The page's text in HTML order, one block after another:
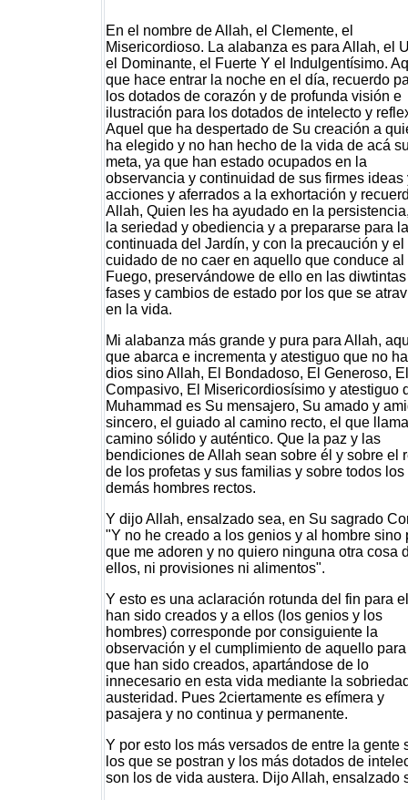
En el nombre de Allah, el Clemente, el
Misericordioso. La alabanza es para Allah, el
el Dominante, el Fuerte Y el Indulgentísimo.
que hace entrar la noche en el día, recuerdo
los dotados de corazón y de profunda visión e
ilustración para los dotados de intelecto y
Aquel que ha despertado de Su creación a
ha elegido y no han hecho de la vida de acá
meta, ya que han estado ocupados en la
observancia y continuidad de sus firmes ideas
acciones y aferrados a la exhortación y
Allah, Quien les ha ayudado en la
la seriedad y obediencia y a prepararse para
continuada del Jardín, y con la precaución y el
cuidado de no caer en aquello que conduce al
Fuego, preservándowe de ello en las diwtintas
fases y cambios de estado por los que se
en la vida.
Mi alabanza más grande y pura para Allah,
que abarca e incrementa y atestiguo que no
dios sino Allah, El Bondadoso, El Generoso, El
Compasivo, El Misericordiosísimo y atestiguo
Muhammad es Su mensajero, Su amado y
sincero, el guiado al camino recto, el que
camino sólido y auténtico. Que la paz y las
bendiciones de Allah sean sobre él y sobre el
de los profetas y sus familias y sobre todos los
demás hombres rectos.
Y dijo Allah, ensalzado sea, en Su sagrado
"Y no he creado a los genios y al hombre sino
que me adoren y no quiero ninguna otra cosa
ellos, ni provisiones ni alimentos".
Y esto es una aclaración rotunda del fin para
han sido creados y a ellos (los genios y los
hombres) corresponde por consiguiente la
observación y el cumplimiento de aquello
que han sido creados, apartándose de lo
innecesario en esta vida mediante la
austeridad. Pues 2ciertamente es efímera y
pasajera y no continua y permanente.
Y por esto los más versados de entre la gente
los que se postran y los más dotados de
son los de vida austera. Dijo Allah, ensalzado